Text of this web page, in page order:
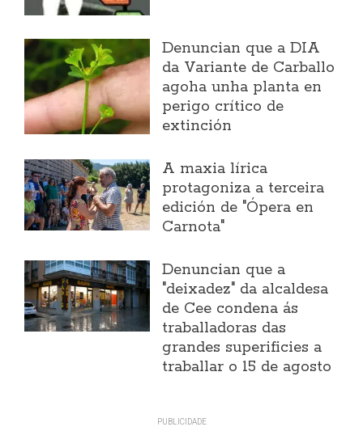
Denuncian que a DIA
da Variante de Carballo
agoha unha planta en
perigo crítico de
extinción
A maxia lírica
protagoniza a terceira
edición de "Ópera en
Carnota"
Denuncian que a
"deixadez" da alcaldesa
de Cee condena ás
traballadoras das
grandes superificies a
traballar o 15 de agosto